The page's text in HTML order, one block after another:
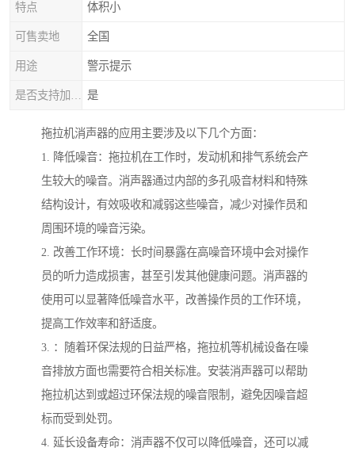
特点 体积小
可售卖地 全国
用途 警示提示
是
拖拉机消声器的应用主要涉及以下几个方面：
1. 降低噪音：拖拉机在工作时，发动机和排气系统会产
生较大的噪音。消声器通过内部的多孔吸音材料和特殊
结构设计，有效吸收和减弱这些噪音，减少对操作员和
周围环境的噪音污染。
2. 改善工作环境：长时间暴露在高噪音环境中会对操作
员的听力造成损害，甚至引发其他健康问题。消声器的
使用可以显著降低噪音水平，改善操作员的工作环境，
提高工作效率和舒适度。
3. ：随着环保法规的日益严格，拖拉机等机械设备在噪
音排放方面也需要符合相关标准。安装消声器可以帮助
拖拉机达到或超过环保法规的噪音限制，避免因噪音超
标而受到处罚。
4. 延长设备寿命：消声器不仅可以降低噪音，还可以减